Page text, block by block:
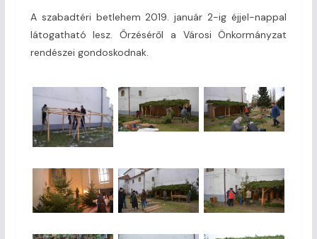
A szabadtéri betlehem 2019. január 2-ig éjjel-nappal
látogatható lesz. Őrzéséről a Városi Önkormányzat
rendészei gondoskodnak.